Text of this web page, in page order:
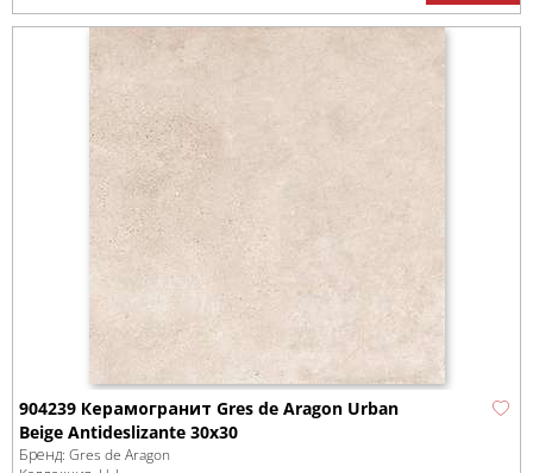
904239 Керамогранит Gres de Aragon Urban
Beige Antideslizante 30x30
Бренд: Gres de Aragon